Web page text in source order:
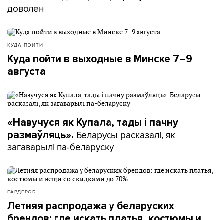
доволен
КУДА ПОЙТИ
Куда пойти в выходные в Минске 7–9
августа
«Навучуся як Купала, тады і пачну
размаўляць». Беларусы расказалі, як
загаварылі па-беларуску
ГАРДЕРОБ
Летняя распродажа у беларуских